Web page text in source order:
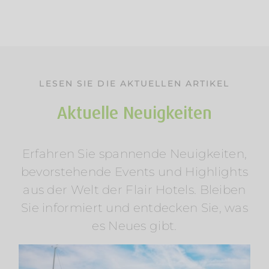
LESEN SIE DIE AKTUELLEN ARTIKEL
Aktuelle Neuigkeiten
Erfahren Sie spannende Neuigkeiten,
bevorstehende Events und Highlights
aus der Welt der Flair Hotels. Bleiben
Sie informiert und entdecken Sie, was
es Neues gibt.
Sommerurlaub am Wasser: Mosel &
Wörthersee entdecken
Am Rosenhügel Am Wasser
Am Wörthersee
Österreich
Radfahren Regionen Wellness